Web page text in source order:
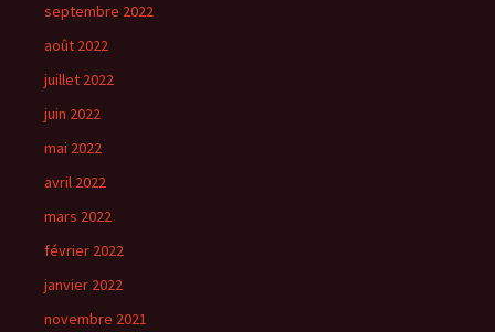
septembre 2022
août 2022
juillet 2022
juin 2022
mai 2022
avril 2022
mars 2022
février 2022
janvier 2022
novembre 2021